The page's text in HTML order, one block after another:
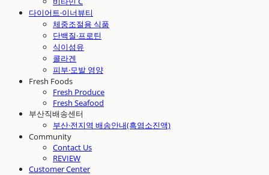
다이어트·이너뷰티
체중조절용 식품
단백질·프로틴
식이섬유
콜라겐
피부·모발 영양
Fresh Foods
Fresh Produce
Fresh Seafood
부산직배송센터
부산·전지역 배송안내(흑염소진액)
Community
Contact Us
REVIEW
Customer Center